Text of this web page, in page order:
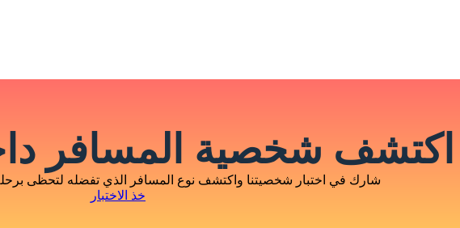
اكتشف شخصية المسافر
شارك في اختبار شخصيتنا واكتشف نوع المسافر الذي تفضله لتحظى
خذ الاختبار